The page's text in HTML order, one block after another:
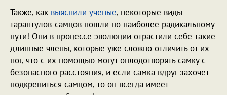
Также, как выяснили ученые, некоторые виды
тарантулов-самцов пошли по наиболее радикальному
пути! Они в процессе эволюции отрастили себе такие
длинные члены, которые уже сложно отличить от их
ног, что с их помощью могут оплодотворять самку с
безопасного расстояния, и если самка вдруг захочет
подкрепиться самцом, то он всегда имеет